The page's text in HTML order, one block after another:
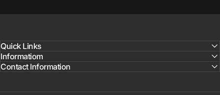
Quick Links
Informatiom
Contact Information